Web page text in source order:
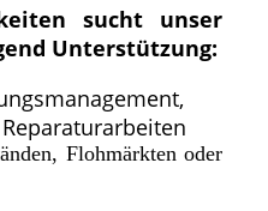
sucht unser
Unterstützung:
Flohmärkten oder